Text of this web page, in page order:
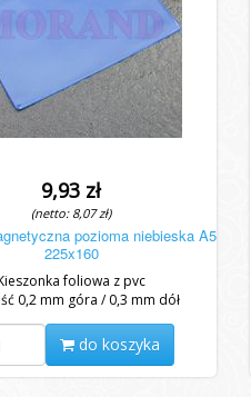
9,93 zł
(netto: 8,07 zł)
pozioma niebieska A5
225x160
foliowa z pvc
0,2 mm góra / 0,3 mm dół
do koszyka